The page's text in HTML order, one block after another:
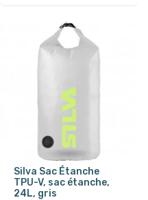
Silva Sac Étanche
TPU-V, sac étanche,
24L, gris